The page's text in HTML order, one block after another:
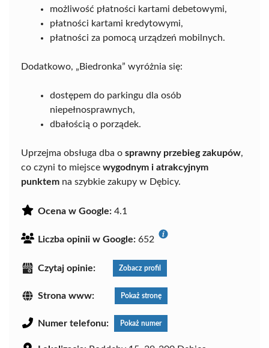
możliwość płatności kartami debetowymi,
płatności kartami kredytowymi,
płatności za pomocą urządzeń mobilnych.
Dodatkowo, „Biedronka” wyróżnia się:
dostępem do parkingu dla osób
niepełnosprawnych,
dbałością o porządek.
Uprzejma obsługa dba o sprawny przebieg zakupów,
co czyni to miejsce wygodnym i atrakcyjnym
punktem na szybkie zakupy w Dębicy.
Ocena w Google: 4.1
Liczba opinii w Google: 652
Czytaj opinie: Zobacz profil
Strona www: Pokaż stronę
Numer telefonu: Pokaż numer